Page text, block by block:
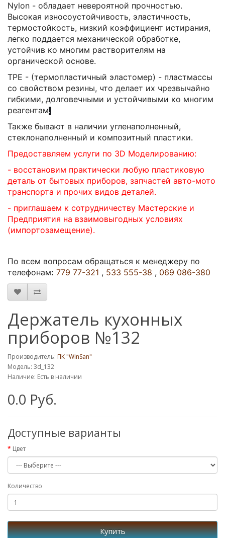
Nylon - обладает невероятной прочностью.
Высокая износоустойчивость, эластичность,
термостойкость, низкий коэффициент истирания,
легко поддается механической обработке,
устойчив ко многим растворителям на
органической основе.
TPE - (термопластичный эластомер) - пластмассы
со свойством резины, что делает их чрезвычайно
гибкими, долговечными и устойчивыми ко многим
реагентам.
Также бывают в наличии угленаполненный,
стеклонаполненный и композитный пластики.
Предоставляем услуги по 3D Моделированию:
- восстановим практически любую пластиковую
деталь от бытовых приборов, запчастей авто-мото
транспорта и прочих видов деталей.
- приглашаем к сотрудничеству Мастерские и
Предприятия на взаимовыгодных условиях
(импортозамещение).
По всем вопросам обращаться к менеджеру по
телефонам: 779 77-321 , 533 555-38 , 069 086-380
Держатель кухонных
приборов №132
Производитель: ПК "WinSan"
Модель: 3d_132
Наличие: Есть в наличии
0.0 Руб.
Доступные варианты
Цвет
Количество
Купить